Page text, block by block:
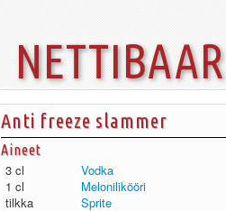
Anti freeze slammer
Aineet
3 cl
Vodka
1 cl
Melonilikööri
tilkka
Sprite